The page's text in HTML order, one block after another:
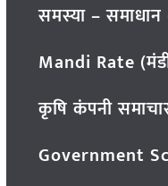
समस्या –
Mandi Rate
कृषि कंपनी
Government